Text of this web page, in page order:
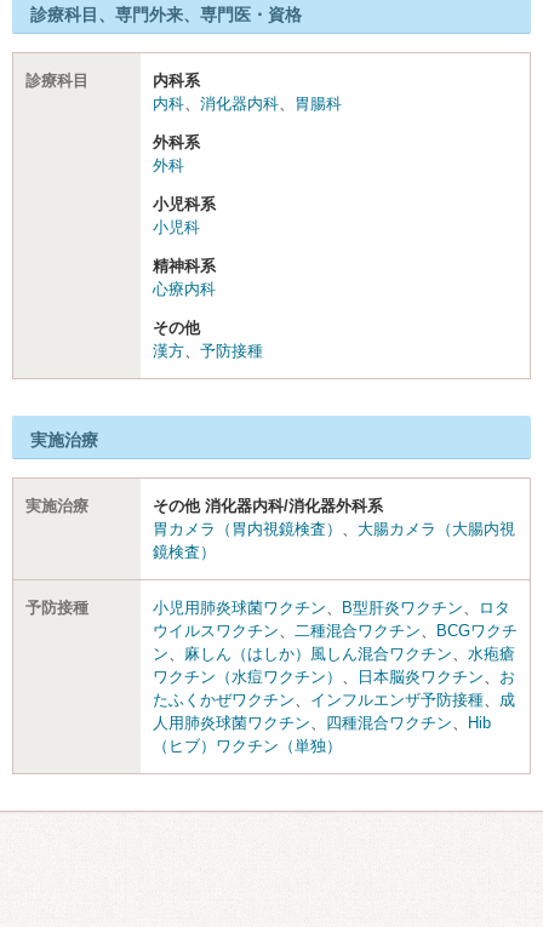
診療科目、専門外来、専門医・資格
診療科目
内科系
内科
消化器内科 胃腸科
外科系
外科
小児科系
小児科
精神科系
心療内科
その他
漢方
予防接種
実施治療
実施治療
その他 消化器内科/消化器外科系
胃カメラ（胃内視鏡検査）
大腸カメラ（大腸内視
鏡検査）
予防接種 小児用肺炎球菌ワクチン B型肝炎ワクチン
ロタ
ウイルスワクチン
二種混合ワクチン
BCGワクチ
ン
麻しん（はしか）風しん混合ワクチン
水疱瘡
ワクチン（水痘ワクチン）
日本脳炎ワクチン
お
たふくかぜワクチン
インフルエンザ予防接種
成
人用肺炎球菌ワクチン
四種混合ワクチン
Hib
（ヒブ）ワクチン（単独）